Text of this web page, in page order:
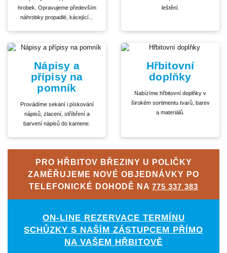
hrobek. Opravujeme především
náhrobky propadlé, kácející...
leštění.
Nápisy a
přípisy na
pomník
Provádíme sekání i pískování
nápisů, zlacení, stříbření a
barvení nápisů do kamene.
Hřbitovní
doplňky
Nabízíme hřbitovní doplňky v
širokém sortimentu tvarů, barev
a materiálů.
PRO HŘBITOV BŘEZINY U POLIČKY
ZAMĚŘUJEME NOVÉ OBJEDNÁVKY PO
TELEFONICKÉ DOHODĚ NA 775 337 383
ON-LINE REZERVACE TERMÍNU
SCHŮZKY S NAŠÍM ZÁSTUPCEM PŘÍMO
NA VAŠEM HŘBITOVĚ